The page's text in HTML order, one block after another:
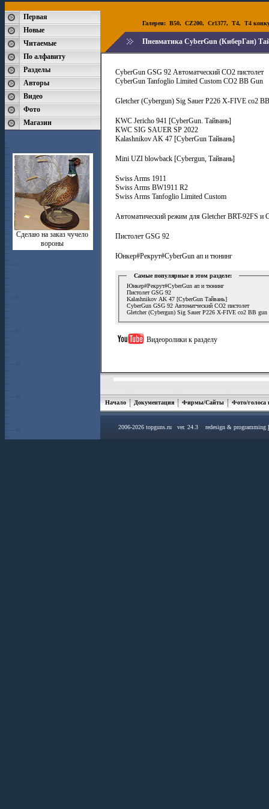
Первая
Новые
Читаемые
По алфавиту
Разделы
Авторы
Видео
Фото
Магазин
Сделаю на заказ чучело
вороны
Галереи: B50, CZ200, Cr1377, T4, T4
Пневматика CyberGun (КиберГан)
CyberGun GSG 92 Автоматческий СО2 пистолет
CyberGun Tanfoglio Limited Custom CO2 BB Gun
Gletcher (Cybergun) Sig Sauer P226 X-FIVE co2
KWC Jericho 941 [CyberGun. Тайвань]
KWC SIG SAUER SP 2022
Kalashnikov AK 47 [CyberGun Тайвань]
Mini UZI blowback [Cybergun, Тайвань]
Swiss Arms 1911
Swiss Arms BW1911 R2
Swiss Arms Tanfoglio Limited Custom
Автоматический режим для Gletcher BRT-92FS и
Пистолет GSG 92
Юнкер#Рекрут#CyberGun ап и тюнинг
Самые популярные в этом разделе:
Юнкер#Рекрут#CyberGun ап и тюнинг
Пистолет GSG 92
Kalashnikov AK 47 [CyberGun Тайвань]
CyberGun GSG 92 Автоматческий СО2 пистолет
Gletcher (Cybergun) Sig Sauer P226 X-FIVE co2 BB gun
Видеоролики к разделу
Начало Документация Фирмы/Сайты Фото/голоса
2006-2026 topguns.ru ver. 24.3 redesign & programming